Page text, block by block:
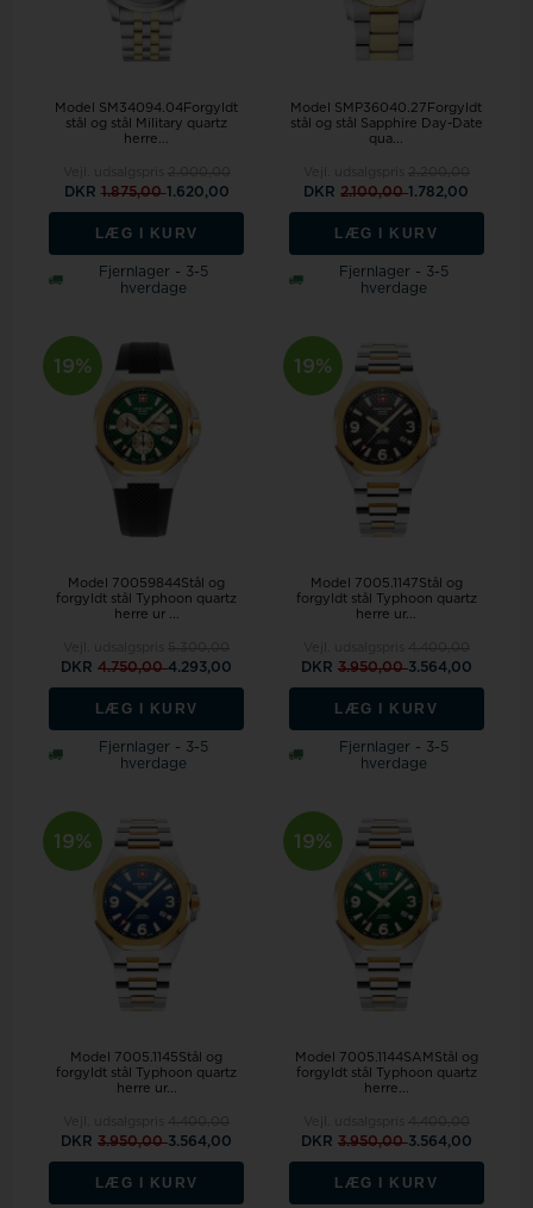
Model SM34094.04Forgyldt
stål og stål Military quartz
herre...
DKR 1.875,001.620,00
LÆG I KURV
Fjernlager - 3-5
hverdage
Model SMP36040.27Forgyldt
stål og stål Sapphire Day-Date
qua...
DKR2.100,001.782,00
LÆG I KURV
Fjernlager - 3-5
hverdage
19%
Model 70059844Stål og
forgyldt stål Typhoon quartz
herre ur ...
DKR4.750,004.293,00
LÆG I KURV
Fjernlager - 3-5
hverdage
19%
Model 7005.1147Stål og
forgyldt stål Typhoon quartz
herre ur...
DKR 3.950,003.564,00
LÆG I KURV
Fjernlager - 3-5
hverdage
19%
Model 7005.1145Stål og
forgyldt stål Typhoon quartz
herre ur...
DKR3.950,003.564,00
LÆG I KURV
19%
Model 7005.1144SAMStål og
forgyldt stål Typhoon quartz
herre...
DKR 3.950,003.564,00
LÆG I KURV